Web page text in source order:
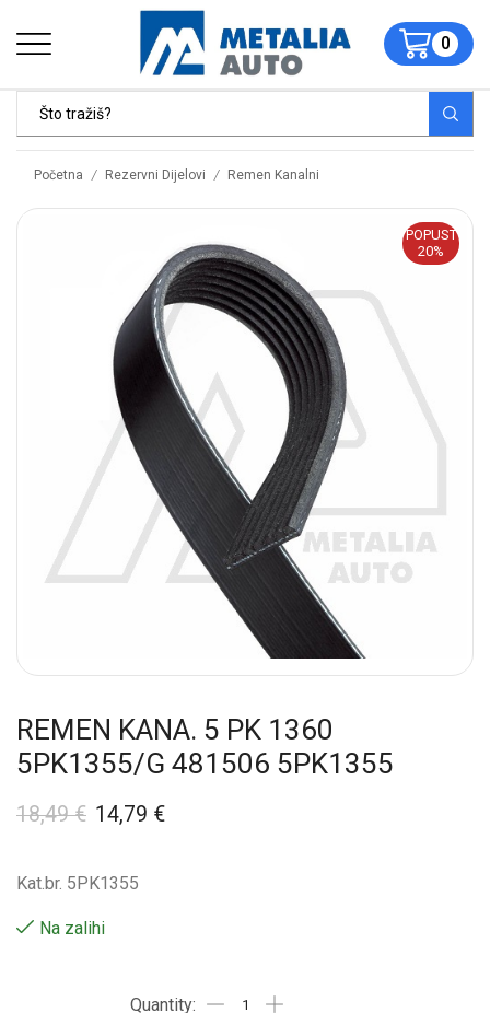
0
Početna / Rezervni Dijelovi / Remen Kanalni
POPUST
20%
REMEN KANA. 5 PK 1360
5PK1355/G 481506 5PK1355
18,49€ 14,79 €
Kat.br. 5PK1355
Na zalihi